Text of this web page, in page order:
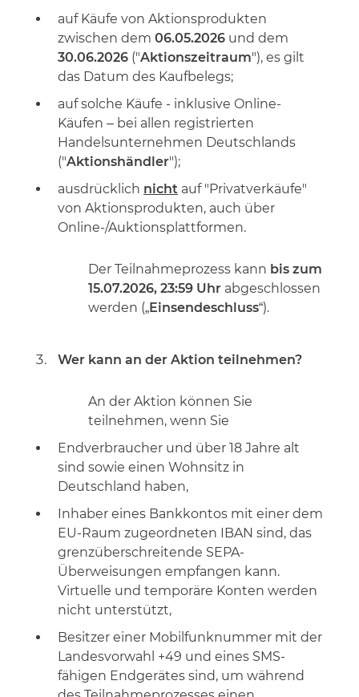
auf Käufe von Aktionsprodukten
zwischen dem 06.05.2026 und dem
30.06.2026 ("Aktionszeitraum"), es gilt
das Datum des Kaufbelegs;
auf solche Käufe - inklusive Online-
Käufen – bei allen registrierten
Handelsunternehmen Deutschlands
("Aktionshändler");
ausdrücklich nicht auf "Privatverkäufe"
von Aktionsprodukten, auch über
Online-/Auktionsplattformen.
Der Teilnahmeprozess kann bis zum
15.07.2026, 23:59 Uhr abgeschlossen
werden („Einsendeschluss“).
Wer kann an der Aktion teilnehmen?
An der Aktion können Sie
teilnehmen, wenn Sie
Endverbraucher und über 18 Jahre alt
sind sowie einen Wohnsitz in
Deutschland haben,
Inhaber eines Bankkontos mit einer dem
EU-Raum zugeordneten IBAN sind, das
grenzüberschreitende SEPA-
Überweisungen empfangen kann.
Virtuelle und temporäre Konten werden
nicht unterstützt,
Besitzer einer Mobilfunknummer mit der
Landesvorwahl +49 und eines SMS-
fähigen Endgerätes sind, um während